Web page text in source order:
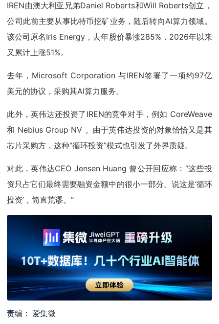
IREN由澳大利亚兄弟Daniel Roberts和Will Roberts创立，
公司此前主要从事比特币挖矿业务，随后转向AI算力领域。
该公司原名Iris Energy，去年股价暴涨285%，2026年以来
又累计上涨51%。
去年，Microsoft Corporation 与IREN签署了一项约97亿
美元的协议，采购其AI算力服务。
此外，英伟达还投资了IREN的竞争对手，例如 CoreWeave
和 Nebius Group NV 。由于英伟达投资的对象恰恰又是其
芯片采购方，这种“循环投资”模式也引发了外界质疑。
对此，英伟达CEO Jensen Huang 曾公开回应称：“这些投
资只占它们最终需要融资金额中的很小一部分。说这是‘循环
投资’，简直荒谬。”
责编： 爱集微